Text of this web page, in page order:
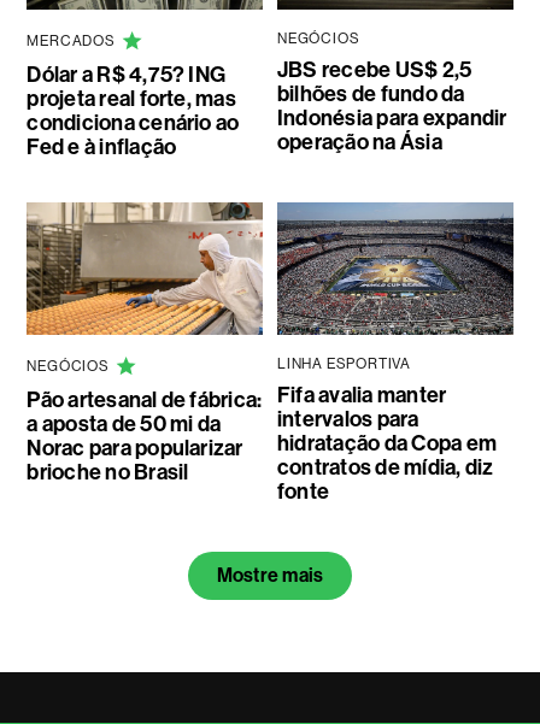
MERCADOS
Dólar a R$ 4,75? ING
projeta real forte, mas
condiciona cenário ao
Fed e à inflação
NEGÓCIOS
JBS recebe US$ 2,5
bilhões de fundo da
Indonésia para expandir
operação na Ásia
NEGÓCIOS
Pão artesanal de fábrica:
a aposta de 50 mi da
Norac para popularizar
brioche no Brasil
LINHA ESPORTIVA
Fifa avalia manter
intervalos para
hidratação da Copa em
contratos de mídia, diz
fonte
Mostre mais